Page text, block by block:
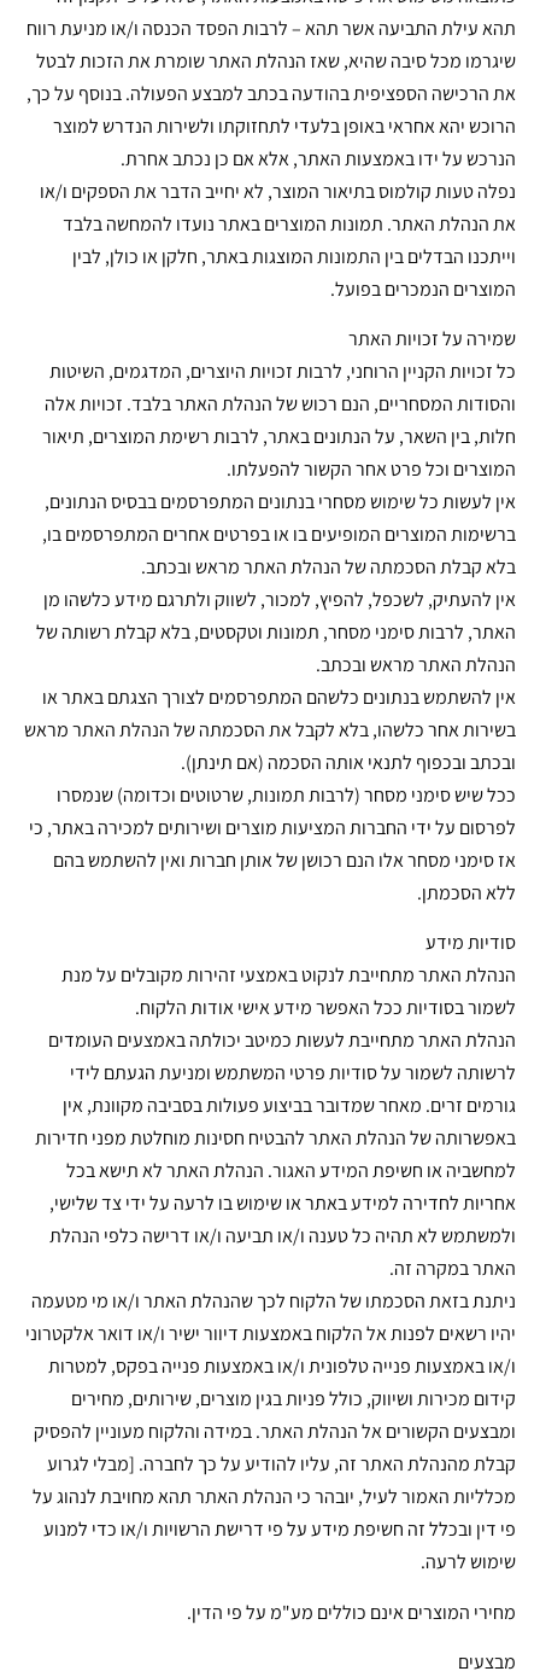
תהא עילת התביעה אשר תהא – לרבות הפסד הכנסה ו/או מניעת רווח
שיגרמו מכל סיבה שהיא, שאז הנהלת האתר שומרת את הזכות לבטל
את הרכישה הספציפית בהודעה בכתב למבצע הפעולה. בנוסף על כך,
הרוכש יהא אחראי באופן בלעדי לתחזוקתו ולשירות הנדרש למוצר
הנרכש על ידו באמצעות האתר, אלא אם כן נכתב אחרת.
נפלה טעות קולמוס בתיאור המוצר, לא יחייב הדבר את הספקים ו/או
את הנהלת האתר. תמונות המוצרים באתר נועדו להמחשה בלבד
וייתכנו הבדלים בין התמונות המוצגות באתר, חלקן או כולן, לבין
המוצרים הנמכרים בפועל.
שמירה על זכויות האתר
כל זכויות הקניין הרוחני, לרבות זכויות היוצרים, המדגמים, השיטות
והסודות המסחריים, הנם רכוש של הנהלת האתר בלבד. זכויות אלה
חלות, בין השאר, על הנתונים באתר, לרבות רשימת המוצרים, תיאור
המוצרים וכל פרט אחר הקשור להפעלתו.
אין לעשות כל שימוש מסחרי בנתונים המתפרסמים בבסיס הנתונים,
ברשימות המוצרים המופיעים בו או בפרטים אחרים המתפרסמים בו,
בלא קבלת הסכמתה של הנהלת האתר מראש ובכתב.
אין להעתיק, לשכפל, להפיץ, למכור, לשווק ולתרגם מידע כלשהו מן
האתר, לרבות סימני מסחר, תמונות וטקסטים, בלא קבלת רשותה של
הנהלת האתר מראש ובכתב.
אין להשתמש בנתונים כלשהם המתפרסמים לצורך הצגתם באתר או
בשירות אחר כלשהו, בלא לקבל את הסכמתה של הנהלת האתר מראש
ובכתב ובכפוף לתנאי אותה הסכמה (אם תינתן).
ככל שיש סימני מסחר (לרבות תמונות, שרטוטים וכדומה) שנמסרו
לפרסום על ידי החברות המציעות מוצרים ושירותים למכירה באתר, כי
אז סימני מסחר אלו הנם רכושן של אותן חברות ואין להשתמש בהם
ללא הסכמתן.
סודיות מידע
הנהלת האתר מתחייבת לנקוט באמצעי זהירות מקובלים על מנת
לשמור בסודיות ככל האפשר מידע אישי אודות הלקוח.
הנהלת האתר מתחייבת לעשות כמיטב יכולתה באמצעים העומדים
לרשותה לשמור על סודיות פרטי המשתמש ומניעת הגעתם לידי
גורמים זרים. מאחר שמדובר בביצוע פעולות בסביבה מקוונת, אין
באפשרותה של הנהלת האתר להבטיח חסינות מוחלטת מפני חדירות
למחשביה או חשיפת המידע האגור. הנהלת האתר לא תישא בכל
אחריות לחדירה למידע באתר או שימוש בו לרעה על ידי צד שלישי,
ולמשתמש לא תהיה כל טענה ו/או תביעה ו/או דרישה כלפי הנהלת
האתר במקרה זה.
ניתנת בזאת הסכמתו של הלקוח לכך שהנהלת האתר ו/או מי מטעמה
יהיו רשאים לפנות אל הלקוח באמצעות דיוור ישיר ו/או דואר אלקטרוני
ו/או באמצעות פנייה טלפונית ו/או באמצעות פנייה בפקס, למטרות
קידום מכירות ושיווק, כולל פניות בגין מוצרים, שירותים, מחירים
ומבצעים הקשורים אל הנהלת האתר. במידה והלקוח מעוניין להפסיק
קבלת מהנהלת האתר זה, עליו להודיע על כך לחברה. [מבלי לגרוע
מכלליות האמור לעיל, יובהר כי הנהלת האתר תהא מחויבת לנהוג על
פי דין ובכלל זה חשיפת מידע על פי דרישת הרשויות ו/או כדי למנוע
שימוש לרעה.
מחירי המוצרים אינם כוללים מע"מ על פי הדין.
מבצעים